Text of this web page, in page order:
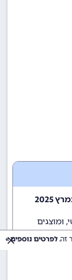
שערי האל סלבדור קולון במרץ 2025
ומוצגים
לפרטים נוספים »